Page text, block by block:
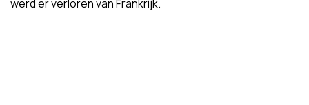
werd er verloren van Frankrijk.